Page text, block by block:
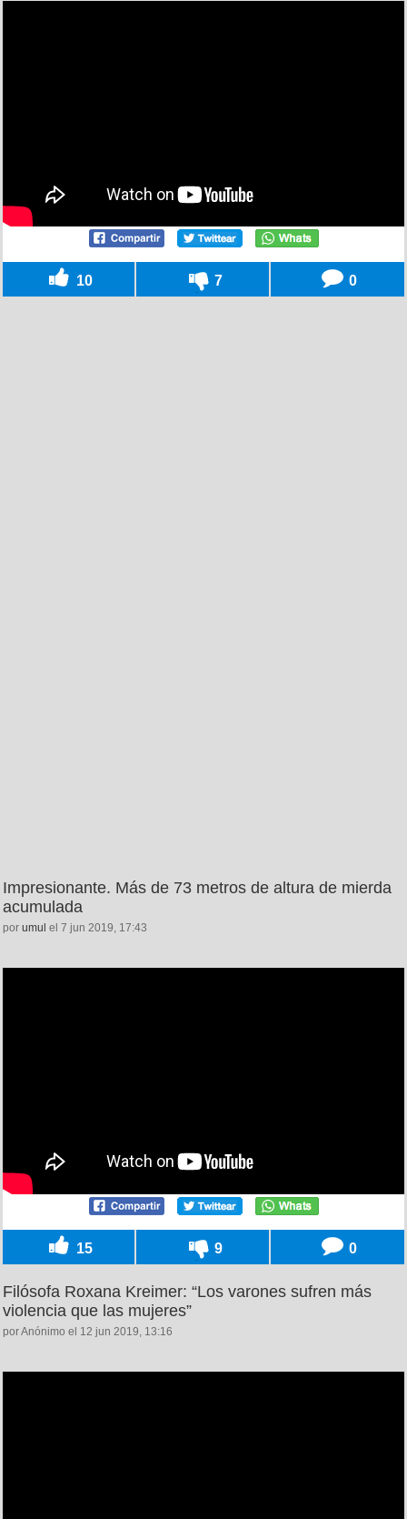
10 7 0
Impresionante. Más de 73 metros de altura de mierda
acumulada
por umul el 7 jun 2019, 17:43
15 9 0
Filósofa Roxana Kreimer: “Los varones sufren más
violencia que las mujeres”
por Anónimo el 12 jun 2019, 13:16